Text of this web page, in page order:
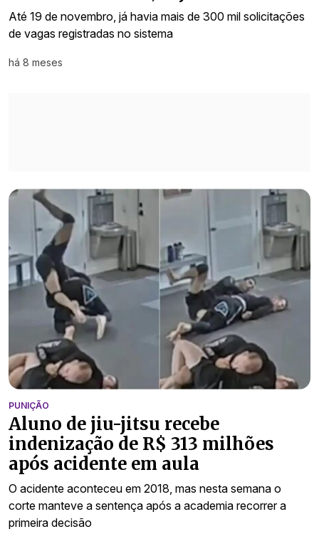
Até 19 de novembro, já havia mais de 300 mil solicitações
de vagas registradas no sistema
há 8 meses
PUNIÇÃO
Aluno de jiu-jitsu recebe
indenização de R$ 313 milhões
após acidente em aula
O acidente aconteceu em 2018, mas nesta semana o
corte manteve a sentença após a academia recorrer a
primeira decisão